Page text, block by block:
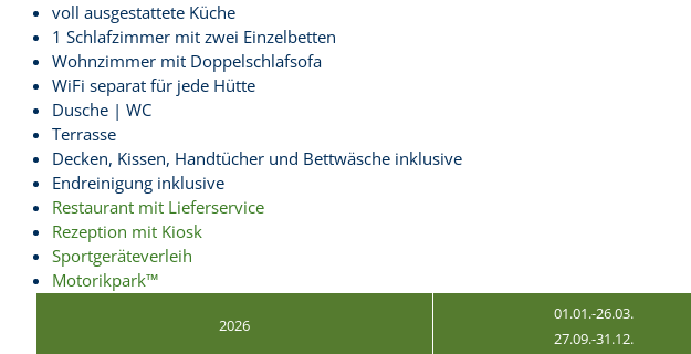
voll ausgestattete Küche
1 Schlafzimmer mit zwei Einzelbetten
Wohnzimmer mit Doppelschlafsofa
WiFi separat für jede Hütte
Dusche | WC
Terrasse
Decken, Kissen, Handtücher und Bettwäsche inklusive
Endreinigung inklusive
Restaurant mit Lieferservice
Rezeption mit Kiosk
Sportgeräteverleih
Motorikpark™
2026
01.01.-26.03.
27.09.-31.12.